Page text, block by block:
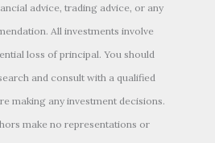
advice, trading advice, or any
All investments involve
loss of principal. You should
and consult with a qualified
making any investment decisions.
make no representations or